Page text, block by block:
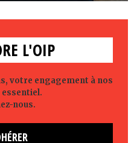
L'OIP
votre engagement à nos
nous.